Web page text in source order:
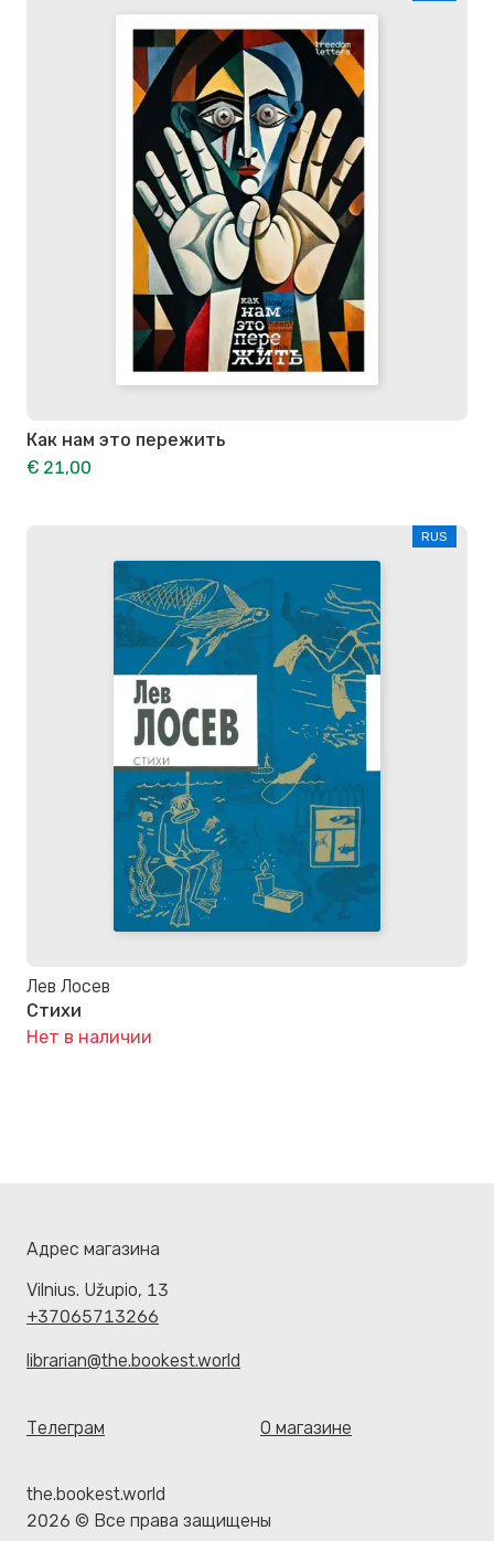
Как нам это пережить
€ 21,00
RUS
Лев Лосев
Стихи
Нет в наличии
Адрес магазина
Vilnius. Užupio, 13
+37065713266
librarian@the.bookest.world
Телеграм О магазине
the.bookest.world
2026 © Все права защищены